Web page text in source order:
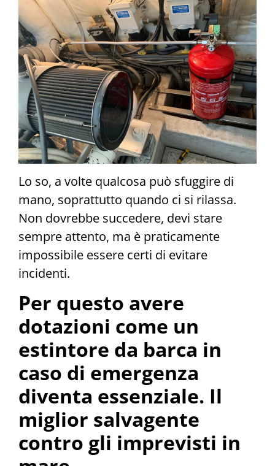
Lo so, a volte qualcosa può sfuggire di
mano, soprattutto quando ci si rilassa.
Non dovrebbe succedere, devi stare
sempre attento, ma è praticamente
impossibile essere certi di evitare
incidenti.
Per questo avere
dotazioni come un
estintore da barca in
caso di emergenza
diventa essenziale. Il
miglior salvagente
contro gli imprevisti in